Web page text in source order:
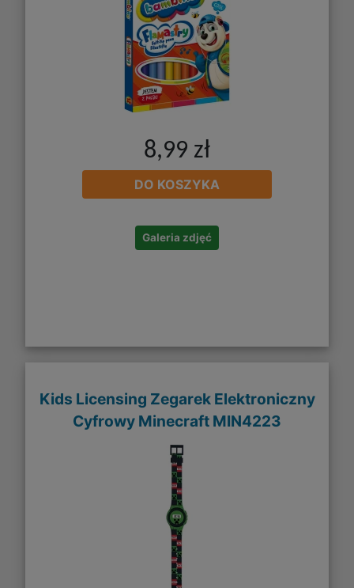
8,99 zł
DO KOSZYKA
Galeria zdjęć
Kids Licensing Zegarek Elektroniczny
Cyfrowy Minecraft MIN4223